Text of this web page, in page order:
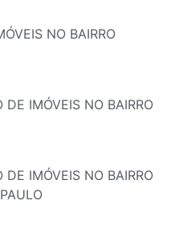
NO BAIRRO
DE IMÓVEIS NO BAIRRO
DE IMÓVEIS NO BAIRRO